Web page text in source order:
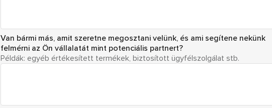
Van bármi más, amit szeretne megosztani velünk, és ami segítene nekünk
felmérni az Ön vállalatát mint potenciális partnert?
Példák: egyéb értékesített termékek, biztosított ügyfélszolgálat stb.